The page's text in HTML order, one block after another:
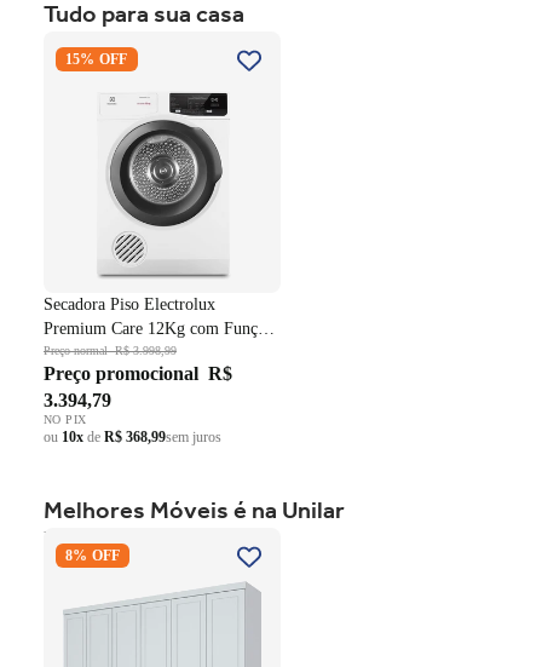
ou10xdeR$ 999,59 sem juros
Tudo para sua casa
Premium Care 12Kg com
Branco 220V
15% OFF
Secadora Piso Electrolux
Premium Care 12Kg com Função
AutoSense SFP12 Branco 220V
Preço normalR$ 3.998,99
Preço promocional R$
3.394,79
NO PIX
ou 10x de R$ 368,99sem juros
Melhores Móveis é na Unilar
Roupeiro Americano Henn
262cm 6 Portas 4 Gavetas
8% OFF